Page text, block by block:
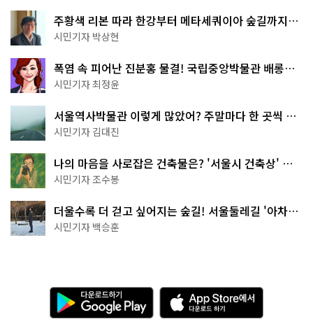
주황색 리본 따라 한강부터 메타세쿼이아 숲길까지…
서울둘레길 15코스
시민기자 박상현
폭염 속 피어난 진분홍 물결! 국립중앙박물관 배롱나
무 명소
시민기자 최정윤
서울역사박물관 이렇게 많았어? 주말마다 한 곳씩 떠
나는 역사 산책
시민기자 김대진
나의 마음을 사로잡은 건축물은? '서울시 건축상' 수
상작 공개!
시민기자 조수봉
더울수록 더 걷고 싶어지는 숲길! 서울둘레길 '아차산
코스'
시민기자 백승훈
다
운
로
A
p
p